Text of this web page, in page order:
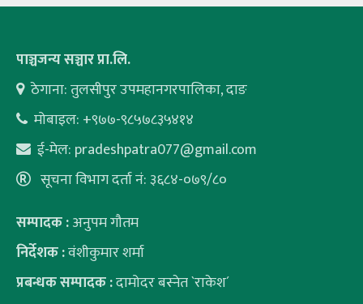
पाञ्चजन्य सञ्चार प्रा.लि.
ठेगाना: तुलसीपुर उपमहानगरपालिका, दाङ
मोबाइल: +९७७-९८५७८३५४१४
ई-मेल: pradeshpatra077@gmail.com
सूचना विभाग दर्ता नं: ३६८४-०७९/८०
सम्पादक :अनुपम गौतम
निर्देशक :वंशीकुमार शर्मा
प्रबन्धक सम्पादक :दामोदर बस्नेत `राकेश´